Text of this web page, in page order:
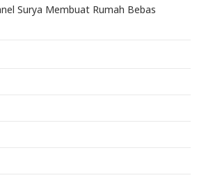
Surya Membuat Rumah Bebas